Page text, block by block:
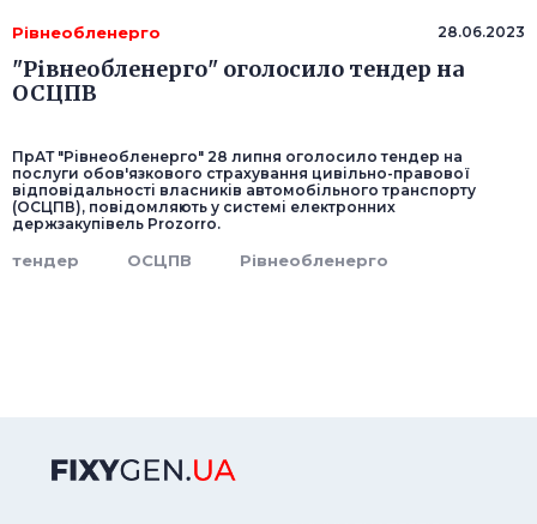
Рівнеобленерго 28.06.2023
"Рівнеобленерго" оголосило тендер на
ОСЦПВ
ПрАТ "Рівнеобленерго" 28 липня оголосило тендер на
послуги обов'язкового страхування цивільно-правової
відповідальності власників автомобільного транспорту
(ОСЦПВ), повідомляють у системі електронних
держзакупівель Prozorro.
тендер ОСЦПВ Рівнеобленерго